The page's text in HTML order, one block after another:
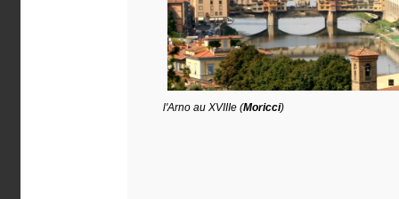
l'Arno au XVIIIe (Moricci)